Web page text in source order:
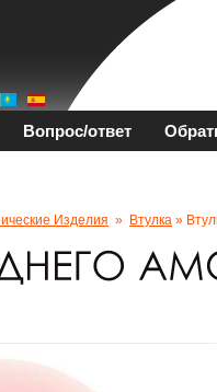
Вопрос/ответ
Изделия » Втулка »